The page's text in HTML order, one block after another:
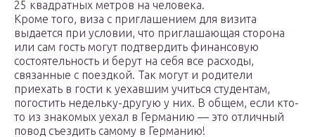
25 квадратных метров на человека.
Кроме того, виза с приглашением для визита
выдается при условии, что приглашающая сторона
или сам гость могут подтвердить финансовую
состоятельность и берут на себя все расходы,
связанные с поездкой. Так могут и родители
приехать в гости к уехавшим учиться студентам,
погостить недельку-другую у них. В общем, если кто-
то из знакомых уехал в Германию — это отличный
повод съездить самому в Германию!